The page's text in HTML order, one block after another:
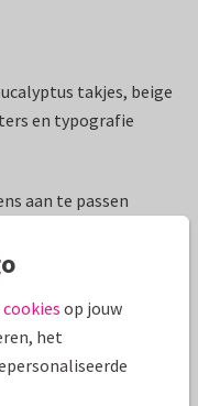
takjes, beige
en typografie
aan te passen
cookies op jouw
het